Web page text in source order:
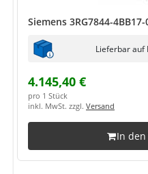
Siemens 3RG7844-4BB17-
Lieferbar auf
4.145,40 €
pro 1 Stück
inkl. MwSt. zzgl. Versand
In